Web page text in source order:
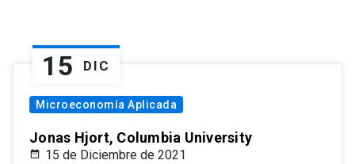
15 DIC
Microeconomía Aplicada
Jonas Hjort, Columbia University
15 de Diciembre de 2021